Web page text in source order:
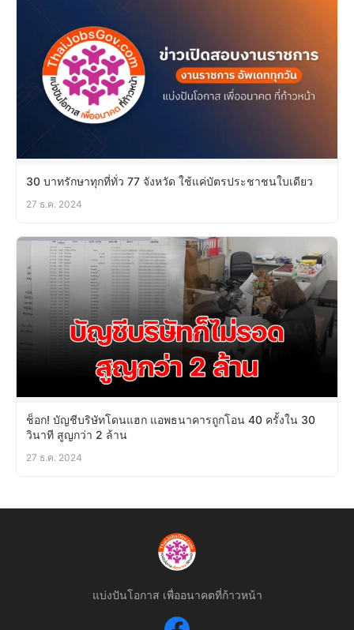
30 บาทรักษาทุกที่ทั่ว 77 จังหวัด ใช้แค่บัตรประชาชนใบเดียว
27 ธ.ค. 2024
ช็อก! บัญชีบริษัทโดนแฮก แอพธนาคารถูกโอน 40 ครั้งใน 30
วินาที สูญกว่า 2 ล้าน
27 ธ.ค. 2024
แบ่งปันโอกาส เพื่ออนาคตที่ก้าวหน้า